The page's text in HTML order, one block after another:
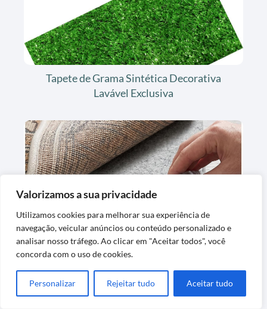
Valorizamos a sua privacidade
Utilizamos cookies para melhorar sua experiência de
navegação, veicular anúncios ou conteúdo personalizado e
analisar nosso tráfego. Ao clicar em "Aceitar todos", você
concorda com o uso de cookies.
Personalizar Rejeitar tudo Aceitar tudo
Tapete de Grama Sintética Decorativa
Lavável Exclusiva
Tapete de Feltro para Forro de Carpete
Confortável e Protetor